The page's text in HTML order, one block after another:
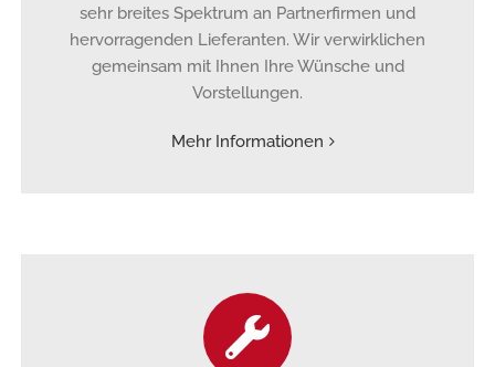
sehr breites Spektrum an Partnerfirmen und
hervorragenden Lieferanten. Wir verwirklichen
gemeinsam mit Ihnen Ihre Wünsche und
Vorstellungen.
Mehr Informationen